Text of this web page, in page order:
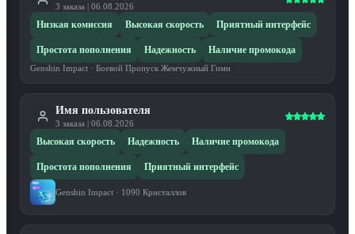
3 заказа | 06.08.2026
Низкая комиссия Высокая скорость Приятный интерфейс
Простота пополнения Надежность Наличие промокода
Genshin Impact · Боевой Пропуск Жемчужный Гимн
Имя пользователя
3 заказа | 06.08.2026
Высокая скорость Надежность Наличие промокода
Простота пополнения Приятный интерфейс
Genshin Impact · 1090 Кристаллов